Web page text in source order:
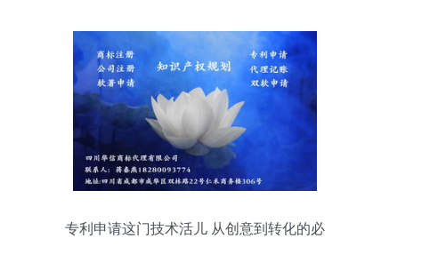
专利申请这门技术活儿 从创意到转化的必